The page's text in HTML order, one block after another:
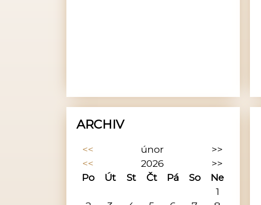
ARCHIV
<< únor
>>
<<
2026
>>
Po
Út St Čt Pá So
Ne
1